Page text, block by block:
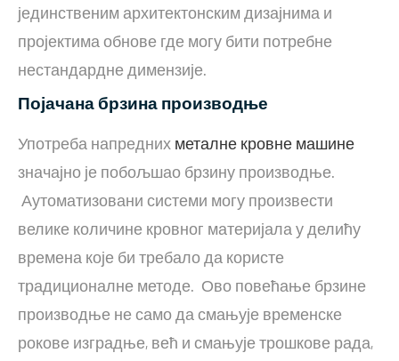
јединственим архитектонским дизајнима и
пројектима обнове где могу бити потребне
нестандардне димензије.
Појачана брзина производње
Употреба напредних металне кровне машине
значајно је побољшао брзину производње.
Аутоматизовани системи могу произвести
велике количине кровног материјала у делићу
времена које би требало да користе
традиционалне методе. Ово повећање брзине
производње не само да смањује временске
рокове изградње, већ и смањује трошкове рада,